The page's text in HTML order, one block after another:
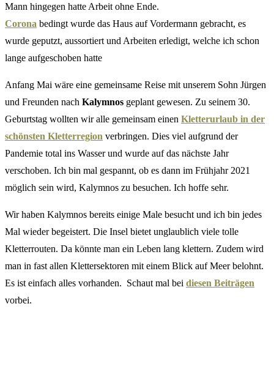
Mann hingegen hatte Arbeit ohne Ende.
Corona bedingt wurde das Haus auf Vordermann gebracht, es
wurde geputzt, aussortiert und Arbeiten erledigt, welche ich schon
lange aufgeschoben hatte
Anfang Mai wäre eine gemeinsame Reise mit unserem Sohn Jürgen
und Freunden nach Kalymnos geplant gewesen. Zu seinem 30.
Geburtstag wollten wir alle gemeinsam einen Kletterurlaub in der
schönsten Kletterregion verbringen. Dies viel aufgrund der
Pandemie total ins Wasser und wurde auf das nächste Jahr
verschoben. Ich bin mal gespannt, ob es dann im Frühjahr 2021
möglich sein wird, Kalymnos zu besuchen. Ich hoffe sehr.
Wir haben Kalymnos bereits einige Male besucht und ich bin jedes
Mal wieder begeistert. Die Insel bietet unglaublich viele tolle
Kletterrouten. Da könnte man ein Leben lang klettern. Zudem wird
man in fast allen Klettersektoren mit einem Blick auf Meer belohnt.
Es ist einfach alles vorhanden. Schaut mal bei diesen Beiträgen
vorbei.